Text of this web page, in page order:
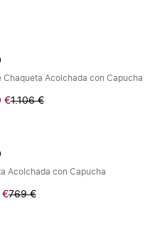
Chaqueta Acolchada con Capucha
€1.106 €
Acolchada con Capucha
€769 €